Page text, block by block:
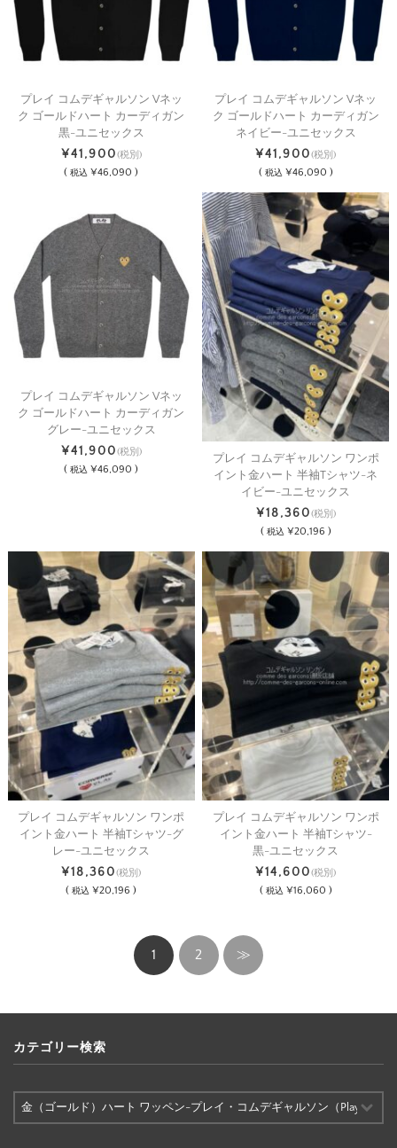
プレイ コムデギャルソン Vネッ
ク ゴールドハート カーディガン
黒-ユニセックス
¥41,900(税別)
(税込 ¥46,090 )
プレイ コムデギャルソン Vネッ
ク ゴールドハート カーディガン
ネイビー-ユニセックス
¥41,900(税別)
( 税込 ¥46,090 )
プレイ コムデギャルソン Vネッ
ク ゴールドハート カーディガン
グレー-ユニセックス
¥41,900(税別)
(税込 ¥46,090 )
プレイ コムデギャルソン ワンポ
イント金ハート 半袖Tシャツ-ネ
イビー-ユニセックス
¥18,360(税別)
( 税込 ¥20,196 )
プレイ コムデギャルソン ワンポ
イント金ハート 半袖Tシャツ-グ
レー-ユニセックス
¥18,360(税別)
(税込 ¥20,196 )
プレイ コムデギャルソン ワンポ
イント金ハート 半袖Tシャツ-
黒-ユニセックス
¥14,600(税別)
( 税込 ¥16,060 )
1 2 ≫
カテゴリー検索
テ